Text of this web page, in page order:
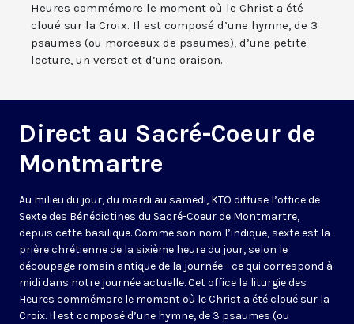
Heures commémore le moment où le Christ a été
cloué sur la Croix. Il est composé d’une hymne, de 3
psaumes (ou morceaux de psaumes), d’une petite
lecture, un verset et d’une oraison.
Direct au Sacré-Coeur de
Montmartre
Au milieu du jour, du mardi au samedi, KTO diffuse l’office de
Sexte des Bénédictines du Sacré-Coeur de Montmartre,
depuis cette basilique. Comme son nom l’indique, sexte est la
prière chrétienne de la sixième heure du jour, selon le
découpage romain antique de la journée - ce qui correspond à
midi dans notre journée actuelle. Cet office la liturgie des
Heures commémore le moment où le Christ a été cloué sur la
Croix. Il est composé d’une hymne, de 3 psaumes (ou